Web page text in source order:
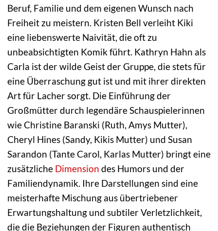
Beruf, Familie und dem eigenen Wunsch nach
Freiheit zu meistern. Kristen Bell verleiht Kiki
eine liebenswerte Naivität, die oft zu
unbeabsichtigten Komik führt. Kathryn Hahn als
Carla ist der wilde Geist der Gruppe, die stets für
eine Überraschung gut ist und mit ihrer direkten
Art für Lacher sorgt. Die Einführung der
Großmütter durch legendäre Schauspielerinnen
wie Christine Baranski (Ruth, Amys Mutter),
Cheryl Hines (Sandy, Kikis Mutter) und Susan
Sarandon (Tante Carol, Karlas Mutter) bringt eine
zusätzliche Dimension des Humors und der
Familiendynamik. Ihre Darstellungen sind eine
meisterhafte Mischung aus übertriebener
Erwartungshaltung und subtiler Verletzlichkeit,
die die Beziehungen der Figuren authentisch